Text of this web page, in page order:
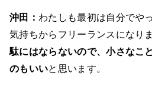
沖田： わたしも最初は自分でや
気持ちからフリーランスになりま
駄にはならないので、小さなこ
のもいいと思います。